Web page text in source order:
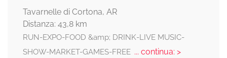
Tavarnelle di Cortona, AR
Distanza: 43,8 km
RUN-EXPO-FOOD &amp; DRINK-LIVE MUSIC-
SHOW-MARKET-GAMES-FREE... continua: >